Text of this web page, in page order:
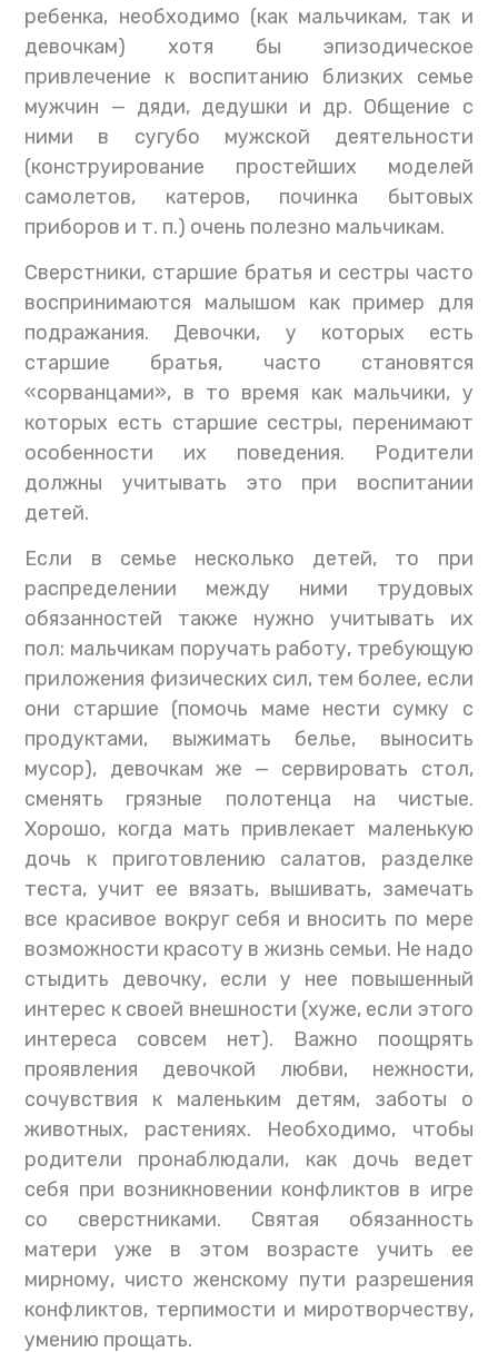
ребенка, необходимо (как мальчикам, так и
девочкам) хотя бы эпизодическое
привлечение к воспитанию близких семье
мужчин — дяди, дедушки и др. Общение с
ними в сугубо мужской деятельности
(конструирование простейших моделей
самолетов, катеров, починка бытовых
приборов и т. п.) очень полезно мальчикам.
Сверстники, старшие братья и сестры часто
воспринимаются малышом как пример для
подражания. Девочки, у которых есть
старшие братья, часто становятся
«сорванцами», в то время как мальчики, у
которых есть старшие сестры, перенимают
особенности их поведения. Родители
должны учитывать это при воспитании
детей.
Если в семье несколько детей, то при
распределении между ними трудовых
обязанностей также нужно учитывать их
пол: мальчикам поручать работу, требующую
приложения физических сил, тем более, если
они старшие (помочь маме нести сумку с
продуктами, выжимать белье, выносить
мусор), девочкам же — сервировать стол,
сменять грязные полотенца на чистые.
Хорошо, когда мать привлекает маленькую
дочь к приготовлению салатов, разделке
теста, учит ее вязать, вышивать, замечать
все красивое вокруг себя и вносить по мере
возможности красоту в жизнь семьи. Не надо
стыдить девочку, если у нее повышенный
интерес к своей внешности (хуже, если этого
интереса совсем нет). Важно поощрять
проявления девочкой любви, нежности,
сочувствия к маленьким детям, заботы о
животных, растениях. Необходимо, чтобы
родители пронаблюдали, как дочь ведет
себя при возникновении конфликтов в игре
со сверстниками. Святая обязанность
матери уже в этом возрасте учить ее
мирному, чисто женскому пути разрешения
конфликтов, терпимости и миротворчеству,
умению прощать.